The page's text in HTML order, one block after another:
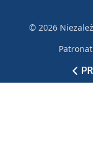
© 2026
Patronat